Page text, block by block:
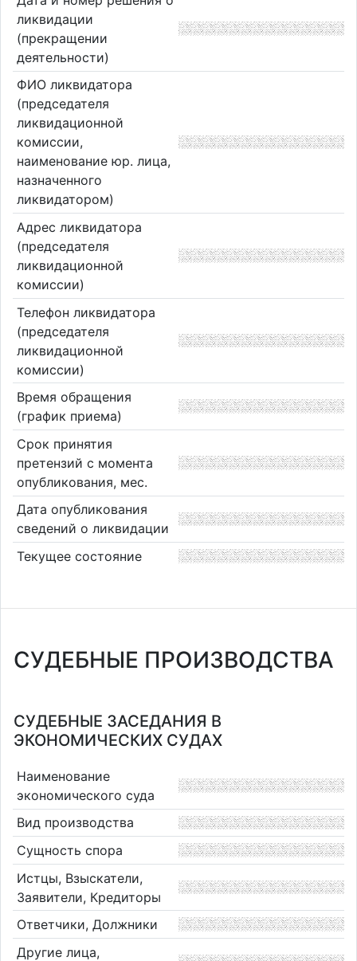
ликвидации
(прекращении
деятельности)
ФИО ликвидатора
(председателя
ликвидационной
комиссии,
наименование юр. лица,
назначенного
ликвидатором)
Адрес ликвидатора
(председателя
ликвидационной
комиссии)
Телефон ликвидатора
(председателя
ликвидационной
комиссии)
Время обращения
(график приема)
Срок принятия
претензий с момента
опубликования, мес.
Дата опубликования
сведений о ликвидации
Текущее состояние
СУДЕБНЫЕ ПРОИЗВОДСТВА
СУДЕБНЫЕ ЗАСЕДАНИЯ В
ЭКОНОМИЧЕСКИХ СУДАХ
Наименование
экономического суда
Вид производства
Сущность спора
Истцы, Взыскатели,
Заявители, Кредиторы
Ответчики, Должники
Другие лица,